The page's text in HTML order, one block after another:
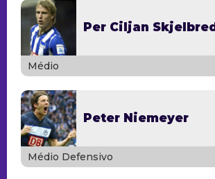
Per Ciljan Skjelbred
Médio
Peter Niemeyer
Médio Defensivo